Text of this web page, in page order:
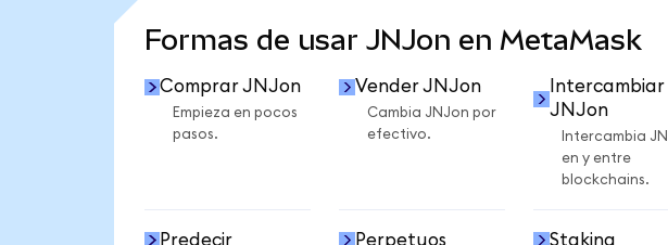
Formas de usar JNJon en MetaMask
Comprar JNJon
Empieza en pocos
pasos.
Vender JNJon
Cambia JNJon por
efectivo.
Intercambiar
JNJon
Intercambia
en y entre
blockchains.
Predecir Perpetuos Staking